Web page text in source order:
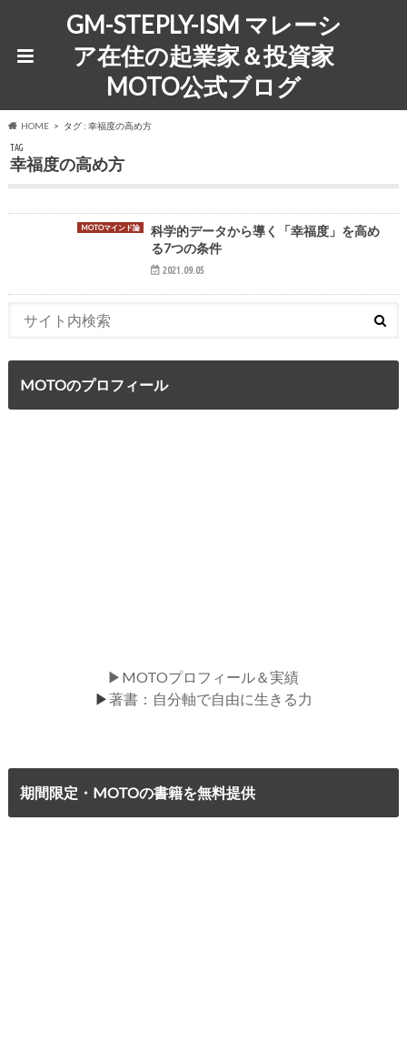
GM-STEPLY-ISM マレーシ
ア在住の起業家＆投資家
MOTO公式ブログ
HOME タグ : 幸福度の高め方
TAG
幸福度の高め方
MOTOマインド論
科学的データから導く「幸福度」を高め
る7つの条件
2021.09.05
MOTOのプロフィール
▶MOTOプロフィール＆実績
▶著書：自分軸で自由に生きる力
期間限定・MOTOの書籍を無料提供